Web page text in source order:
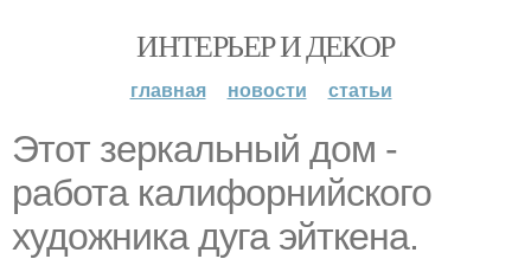
ИНТЕРЬЕР И ДЕКОР
главная новости статьи
Этот зеркальный дом -
работа калифорнийского
художника дуга эйткена.